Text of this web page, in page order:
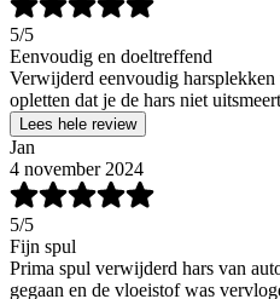
5/5
Eenvoudig en doeltreffend
Verwijderd eenvoudig
opletten dat je de hars niet
Lees hele review
Jan
4 november 2024
5/5
Fijn spul
Prima spul verwijderd hars van
gegaan en de vloeistof was